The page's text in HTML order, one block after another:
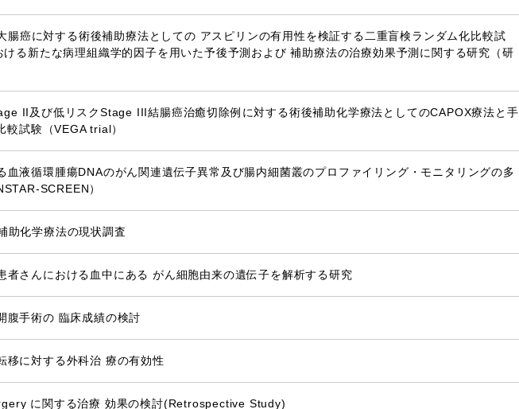
腸癌に対する術後補助療法としての アスピリンの有用性を検証する二重盲検ランダム化比較試
る新たな病理組織学的因子を用いた予後予測および 補助療法の治療効果予測に関する研究（研
II及び低リスクStage III結腸癌治癒切除例に対する術後補助化学療法としてのCAPOX療法と手
試験（VEGA trial）
血液循環腫瘍DNAのがん関連遺伝子異常及び腸内細菌叢のプロファイリング・モニタリングの多
SCREEN）
助化学療法の現状調査
者さんにおける血中にある がん細胞由来の遺伝子を解析する研究
腹手術の 臨床成績の検討
移に対する外科治 療の有効性
に関する治療 効果の検討(Retrospective Study)